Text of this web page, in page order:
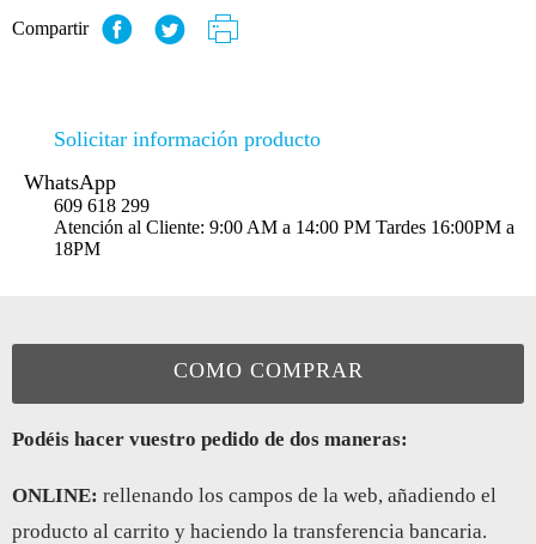
Compartir
Solicitar información producto
WhatsApp
609 618 299
Atención al Cliente: 9:00 AM a 14:00 PM Tardes 16:00PM a
18PM
COMO COMPRAR
Podéis hacer vuestro pedido de dos maneras:
ONLINE: rellenando los campos de la web, añadiendo el
producto al carrito y haciendo la transferencia bancaria.